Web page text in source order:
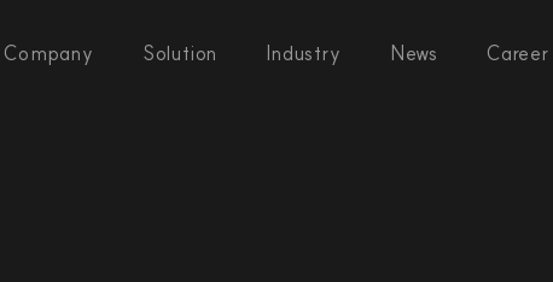
Company Solution Industry News Career